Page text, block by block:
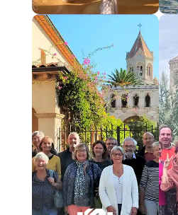
Solidarité
Accueillir, partager, se
ressourcer.
Découvrir